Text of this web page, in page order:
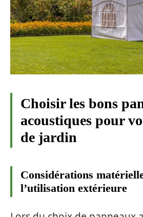
Choisir les bons
acoustiques pour
de jardin
Considérations
l’utilisation extérieure